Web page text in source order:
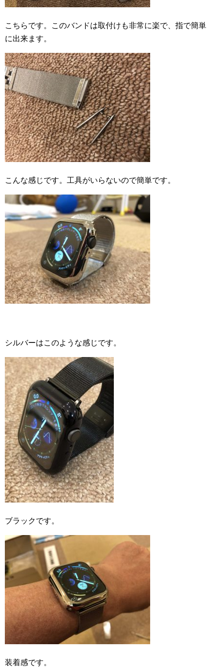
こちらです。このバンドは取付けも非常に楽で、指で簡単
に出来ます。
こんな感じです。工具がいらないので簡単です。
シルバーはこのような感じです。
ブラックです。
装着感です。